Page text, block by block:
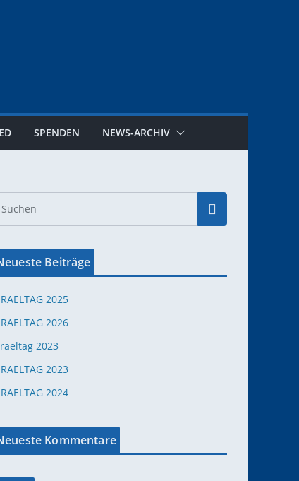
SPENDEN NEWS-ARCHIV
365 Outlook Live
Beiträge
2025
2026
2023
2023
2024
Kommentare